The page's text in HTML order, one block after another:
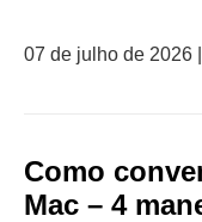
07 de julho de 2026
Como
Mac – 4